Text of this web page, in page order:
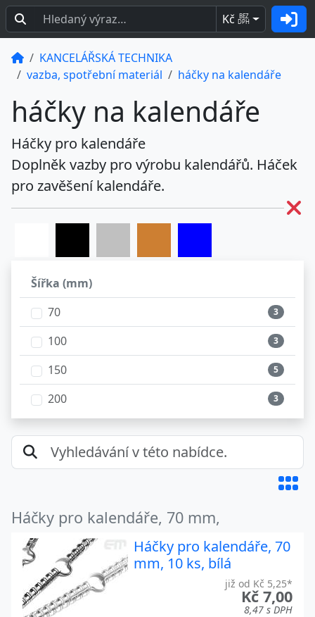
Kč BEZ
DPH
KANCELÁŘSKÁ TECHNIKA
vazba, spotřební materiál
háčky na kalendáře
háčky na kalendáře
Háčky pro kalendáře
Doplněk vazby pro výrobu kalendářů. Háček
pro zavěšení kalendáře.
Šířka (mm)
70
3
100 3
150 5
200 3
300
3
400
3
500
Háčky pro kalendáře, 70 mm,
Háčky pro kalendáře, 70
mm, 10 ks, bílá
již od Kč 5,25*
Kč 7,00
8,47 s DPH